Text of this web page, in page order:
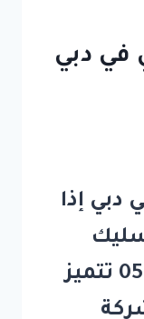
في دبي
إذا
مجاري في دبي 0581311715 تتميز